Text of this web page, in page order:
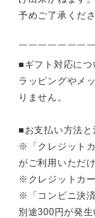
予めご了承くださ
￣￣￣￣￣￣￣
■ギフト対応につ
ラッピングやメ
りません。
■お支払い方法と
※「クレジット
がご利用いただけ
※クレジットカ
※「コンビニ決
別途300円が発生